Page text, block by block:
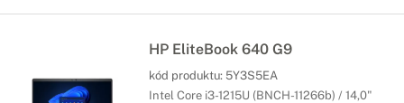
HP EliteBook 640 G9
kód produktu: 5Y3S5EA
Intel Core i3-1215U (BNCH-11266b) / 14,0"